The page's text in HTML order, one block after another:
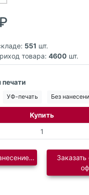
551 шт.
товара: 4600 шт.
печати
УФ-печать Без
Купить
логотипа